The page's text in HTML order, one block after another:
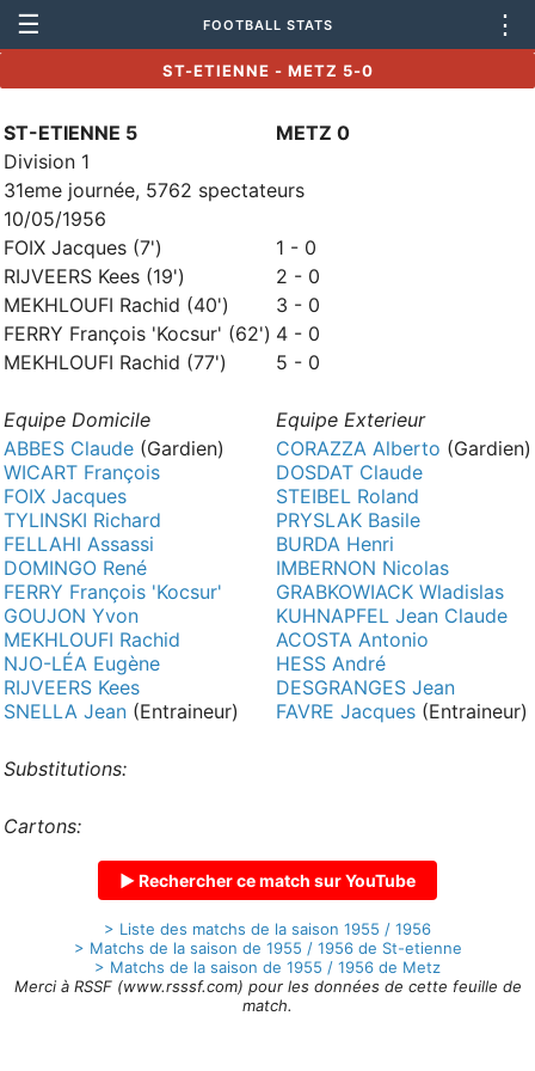
☰ FOOTBALL STATS ⋮
ST-ETIENNE - METZ 5-0
ST-ETIENNE 5
METZ 0
Division 1
31eme journée, 5762 spectateurs
10/05/1956
FOIX Jacques (7')
1 - 0
RIJVEERS Kees (19')
2 - 0
MEKHLOUFI Rachid (40')
3 - 0
FERRY François 'Kocsur' (62') 4 - 0
MEKHLOUFI Rachid (77')
5 - 0
Equipe Domicile
Equipe Exterieur
ABBES Claude (Gardien)
WICART François
FOIX Jacques
TYLINSKI Richard
FELLAHI Assassi
DOMINGO René
FERRY François 'Kocsur'
GOUJON Yvon
MEKHLOUFI Rachid
NJO-LÉA Eugène
RIJVEERS Kees
SNELLA Jean (Entraineur)
CORAZZA Alberto (Gardien)
DOSDAT Claude
STEIBEL Roland
PRYSLAK Basile
BURDA Henri
IMBERNON Nicolas
GRABKOWIACK Wladislas
KUHNAPFEL Jean Claude
ACOSTA Antonio
HESS André
DESGRANGES Jean
FAVRE Jacques (Entraineur)
Substitutions:
Cartons:
▶ Rechercher ce match sur YouTube
> Liste des matchs de la saison 1955 / 1956
> Matchs de la saison de 1955 / 1956 de St-etienne
> Matchs de la saison de 1955 / 1956 de Metz
Merci à RSSF (www.rsssf.com) pour les données de cette feuille de
match.